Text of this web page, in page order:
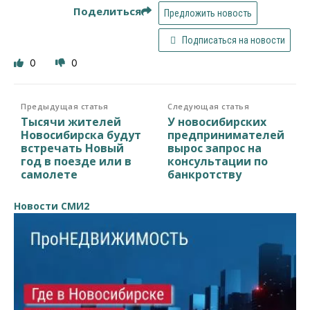
Поделиться Предложить новость
Подписаться на новости
0 0
Предыдущая статья
Тысячи жителей
Новосибирска будут
встречать Новый
год в поезде или в
самолете
Следующая статья
У новосибирских
предпринимателей
вырос запрос на
консультации по
банкротству
Новости СМИ2